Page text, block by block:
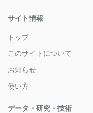
サイト情報
トップ
このサイトについて
お知らせ
使い方
データ・研究・技術